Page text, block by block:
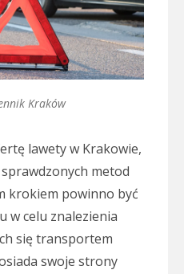
Kraków
lawety w Krakowie,
metod
krokiem powinno być
w celu znalezienia
się transportem
swoje strony